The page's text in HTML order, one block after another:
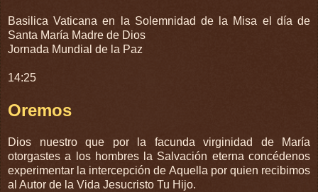
Basilica Vaticana en la Solemnidad de la Misa el día de
Santa María Madre de Dios
Jornada Mundial de la Paz
14:25
Oremos
Dios nuestro que por la facunda virginidad de María
otorgastes a los hombres la Salvación eterna concédenos
experimentar la intercepción de Aquella por quien recibimos
al Autor de la Vida Jesucristo Tu Hijo.